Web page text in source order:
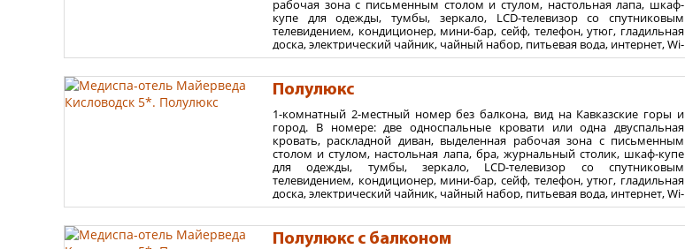
максимум - 2 взрослых
Дети младше 18 лет в медиспа-отель не принимаются.
рабочая зона с письменным столом и стулом, настольная лапа, шкаф-
купе для одежды, тумбы, зеркало, LCD-телевизор со спутниковым
телевидением, кондиционер, мини-бар, сейф, телефон, утюг, гладильная
доска, электрический чайник, чайный набор, питьевая вода, интернет, Wi-
Fi. В ванной комнате: душевая кабина, гигиенический душ, фен, банные
номере – ковровое покрытие. Дополнительное место не предусмотрено.
Площадь номера 28 м
Варианты размещения:
максимум - 2 взрослых
Дети младше 18 лет в медиспа-отель не принимаются.
Полулюкс
1-комнатный 2-местный номер без балкона, вид на Кавказские горы и
город. В номере: две односпальные кровати или одна двуспальная
кровать, раскладной диван, выделенная рабочая зона с письменным
столом и стулом, настольная лапа, бра, журнальный столик, шкаф-купе
для одежды, тумбы, зеркало, LCD-телевизор со спутниковым
телевидением, кондиционер, мини-бар, сейф, телефон, утюг, гладильная
доска, электрический чайник, чайный набор, питьевая вода, интернет, Wi-
Fi. В ванной комнате: душевая кабина, гигиенический душ, фен, банные
номере – ковровое покрытие. Дополнительное место не предусмотрено.
Полулюкс с балконом